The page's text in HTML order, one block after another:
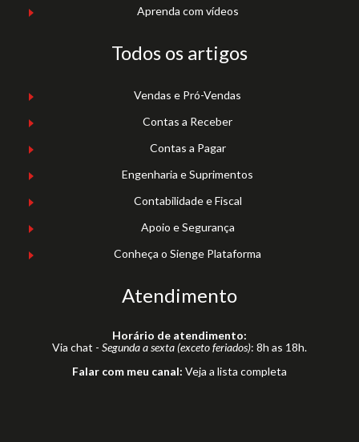
Aprenda com vídeos
Todos os artigos
Vendas e Pró-Vendas
Contas a Receber
Contas a Pagar
Engenharia e Suprimentos
Contabilidade e Fiscal
Apoio e Segurança
Conheça o Sienge Plataforma
Atendimento
Horário de atendimento:
Via chat - Segunda a sexta (exceto feriados): 8h as 18h.
Falar com meu canal: Veja a lista completa